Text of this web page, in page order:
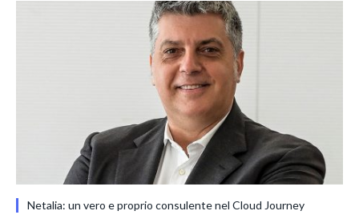
Netalia: un vero e proprio consulente nel Cloud Journey